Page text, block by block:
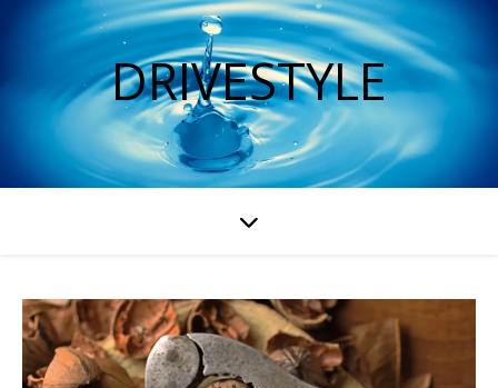
DRIVESTYLE